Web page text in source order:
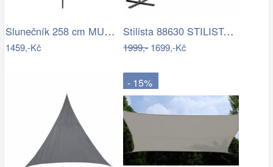
Slunečník 258 cm MURASA Bílá
1459,-Kč
Stilista 88630 STILISTA Zahradní LED…
1999,-1699,-Kč
- 15%